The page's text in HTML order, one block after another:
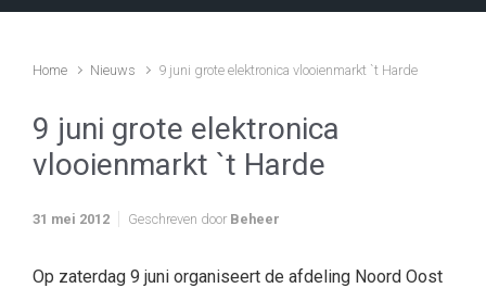
Home Nieuws 9 juni grote elektronica vlooienmarkt `t Harde
9 juni grote elektronica
vlooienmarkt `t Harde
31 mei 2012 Geschreven door Beheer
Op zaterdag 9 juni organiseert de afdeling Noord Oost